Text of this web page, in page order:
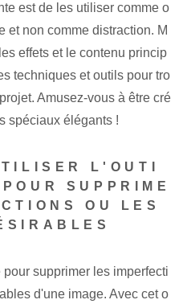
est de les utiliser comme o
et non comme distraction. M
effets et le contenu princip
techniques et outils pour tro
Amusez-vous à être cré
spéciaux élégants !
L'OUTI
SUPPRIME
OU LES
supprimer les imperfecti
d'une image. Avec cet o